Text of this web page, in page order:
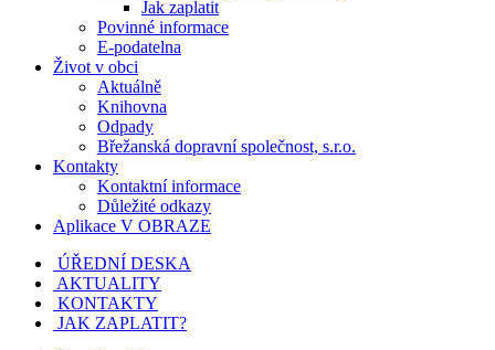
Jak zaplatit
Povinné informace
E-podatelna
Život v obci
Aktuálně
Knihovna
Odpady
Břežanská dopravní společnost, s.r.o.
Kontakty
Kontaktní informace
Důležité odkazy
Aplikace V OBRAZE
ÚŘEDNÍ DESKA
AKTUALITY
KONTAKTY
JAK ZAPLATIT?